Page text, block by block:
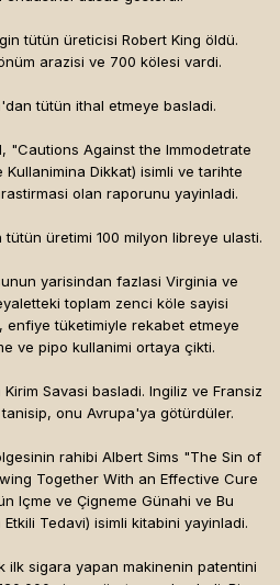
tütün üreticisi Robert King öldü.
arazisi ve 700 kölesi vardi.
tütün ithal etmeye basladi.
"Cautions Against the Immodetrate
Dikkat) isimli ve tarihte
olan raporunu yayinladi.
üretimi 100 milyon libreye ulasti.
yarisindan fazlasi Virginia ve
toplam zenci köle sayisi
enfiye tüketimiyle rekabet etmeye
ve pipo kullanimi ortaya çikti.
Savasi basladi. Ingiliz ve Fransiz
onu Avrupa'ya götürdüler.
rahibi Albert Sims "The Sin of
Together With an Effective Cure
Içme ve Çigneme Günahi ve Bu
Tedavi) isimli kitabini yayinladi.
ilk sigara yapan makinenin patentini